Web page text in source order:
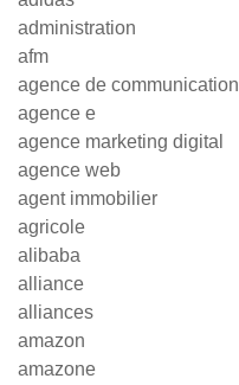
administration
afm
agence de communication
agence e
agence marketing digital
agence web
agent immobilier
agricole
alibaba
alliance
alliances
amazon
amazone